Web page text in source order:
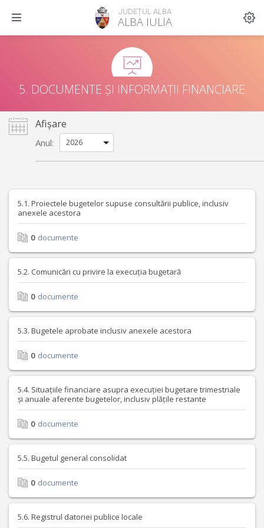
JUDEȚUL ALBA
ALBA IULIA
5. DOCUMENTE ȘI INFORMAȚII FINANCIARE
Afișare
Anul:
5.1. Proiectele bugetelor supuse consultării publice, inclusiv
anexele acestora
0 documente
5.2. Comunicări cu privire la execuția bugetară
0 documente
5.3. Bugetele aprobate inclusiv anexele acestora
0 documente
5.4. Situațiile financiare asupra execuției bugetare trimestriale
și anuale aferente bugetelor, inclusiv plățile restante
0 documente
5.5. Bugetul general consolidat
0 documente
5.6. Registrul datoriei publice locale